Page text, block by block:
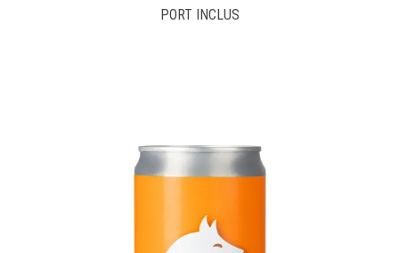
PORT INCLUS